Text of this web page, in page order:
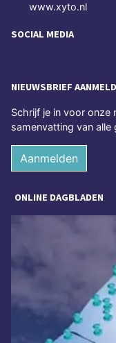
www.xyto.nl
SOCIAL MEDIA
NIEUWSBRIEF
Schrijf je in voor onze
samenvatting van alle
Aanmelden
ONLINE DAGBLADEN